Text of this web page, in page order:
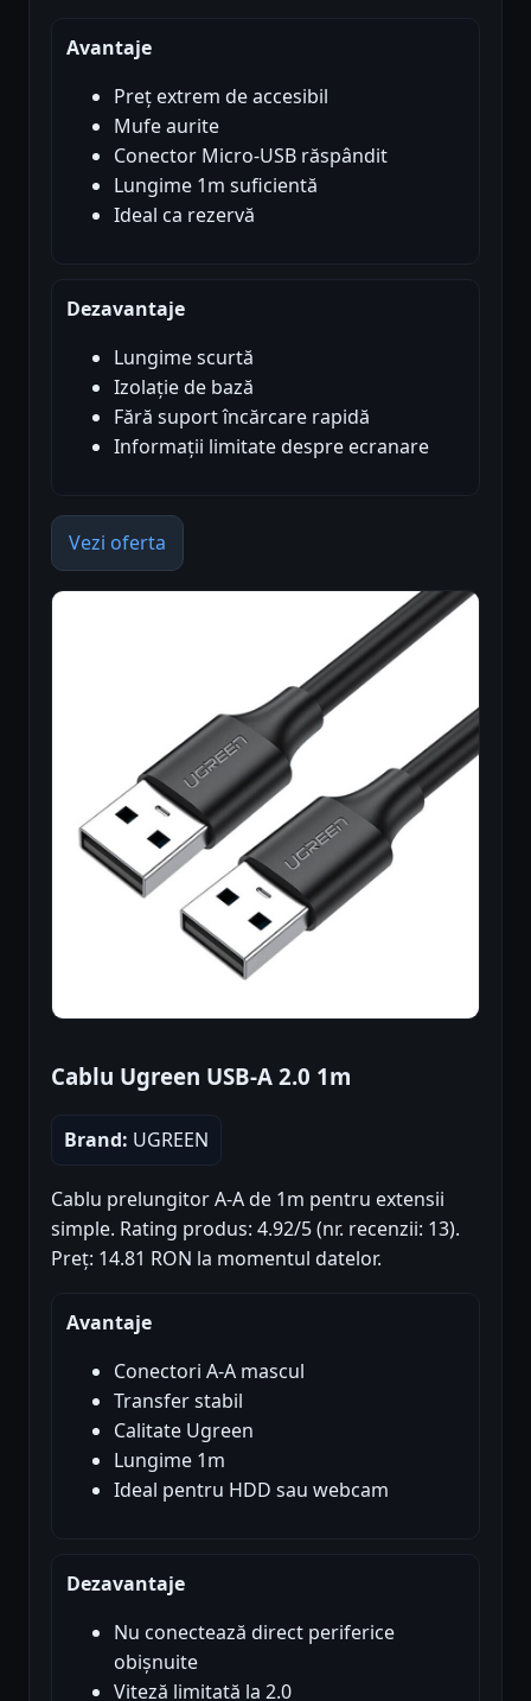
Avantaje
Preț extrem de accesibil
Mufe aurite
Conector Micro-USB răspândit
Lungime 1m suficientă
Ideal ca rezervă
Dezavantaje
Lungime scurtă
Izolație de bază
Fără suport încărcare rapidă
Informații limitate despre ecranare
Vezi oferta
Cablu Ugreen USB-A 2.0 1m
Brand: UGREEN
Cablu prelungitor A-A de 1m pentru extensii
simple. Rating produs: 4.92/5 (nr. recenzii: 13).
Preț: 14.81 RON la momentul datelor.
Avantaje
Conectori A-A mascul
Transfer stabil
Calitate Ugreen
Lungime 1m
Ideal pentru HDD sau webcam
Dezavantaje
Nu conectează direct periferice
obișnuite
Viteză limitată la 2.0